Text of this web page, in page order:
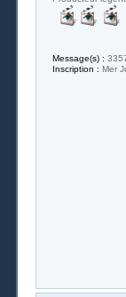
Message(s) :
Inscription : Mer